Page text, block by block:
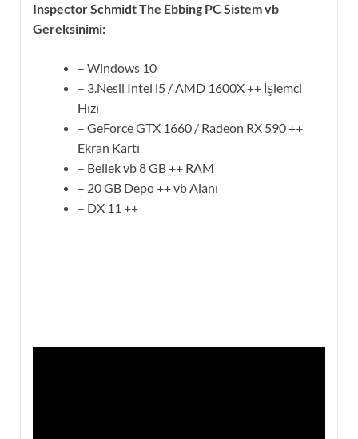
Inspector Schmidt The Ebbing PC Sistem vb
Gereksinimi:
– Windows 10
– 3.Nesil Intel i5 / AMD 1600X ++ İşlemci
Hızı
– GeForce GTX 1660 / Radeon RX 590 ++
Ekran Kartı
– Bellek vb 8 GB ++ RAM
– 20 GB Depo ++ vb Alanı
– DX 11 ++